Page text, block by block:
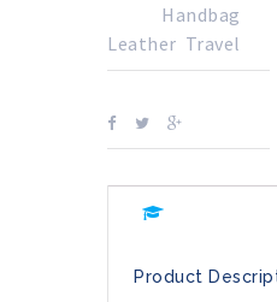
Handbag
Leather, Travel
Product